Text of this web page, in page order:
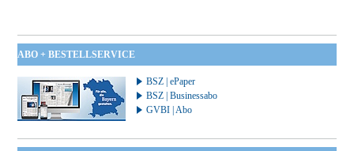
ABO + BESTELLSERVICE
BSZ | ePaper
BSZ | Businessabo
GVBI | Abo